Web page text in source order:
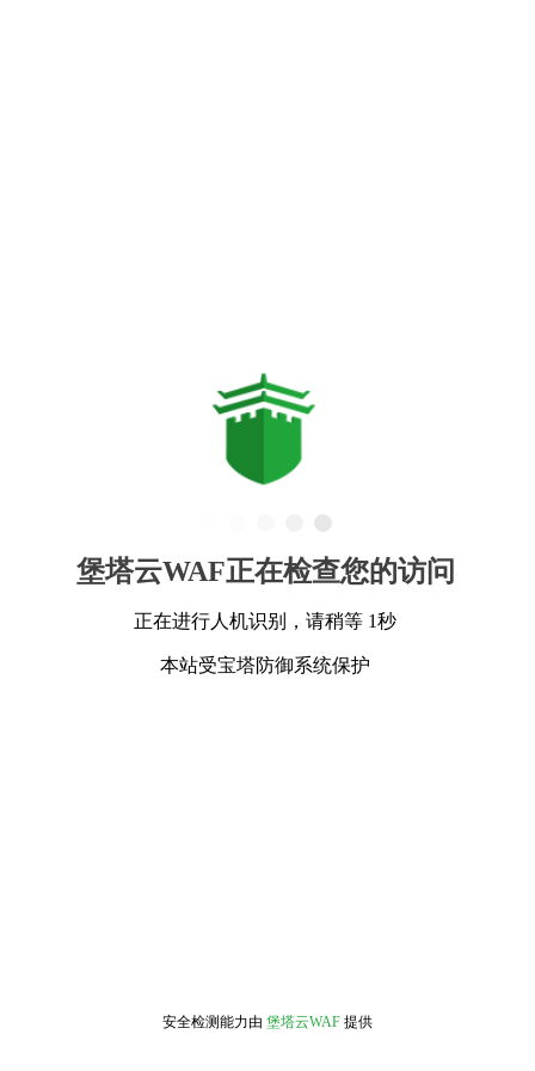
堡塔云WAF正在检查您的访问
正在进行人机识别，请稍等 1秒
本站受宝塔防御系统保护
安全检测能力由 堡塔云WAF 提供